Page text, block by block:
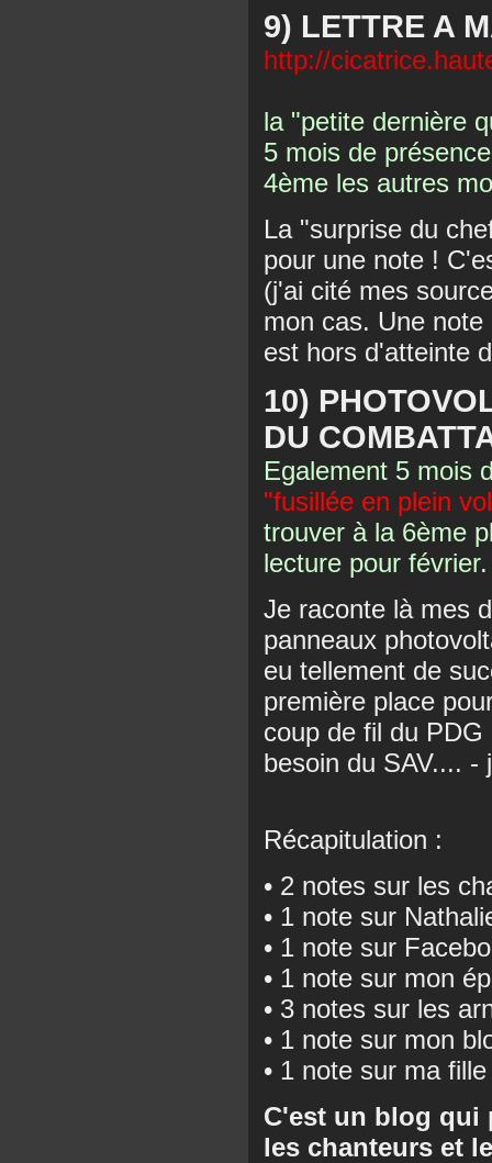
9) LETTRE A
http://
la "petite dernière
5 mois de
4ème les autres
La "surprise du
pour une note !
(j'ai cité mes
mon cas. Une
est hors d'atteinte
10)
DU
Egalement 5 mois
"fusillée en plein
trouver à la 6ème
lecture pour février.
Je raconte là mes
panneaux
eu tellement de
première place
coup de fil du
besoin du SAV.... -
Récapitulation :
• 2 notes sur les
• 1 note sur
• 1 note sur
• 1 note sur mon
• 3 notes sur les
• 1 note sur mon
• 1 note sur ma fille
C'est un blog qui
les chanteurs et